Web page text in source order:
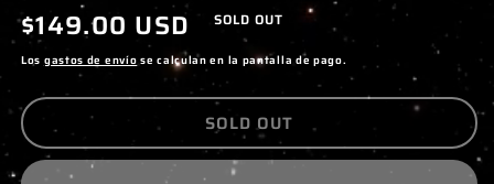
Precio
habitual
$149.00 USD SOLD OUT
Los gastos de envío se calculan en la pantalla de pago.
SOLD OUT